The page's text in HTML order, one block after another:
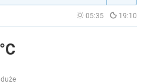
05:35 19:10